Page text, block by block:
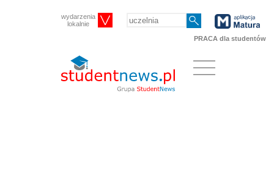
wydarzenia
lokalnie
PRACA dla studentów